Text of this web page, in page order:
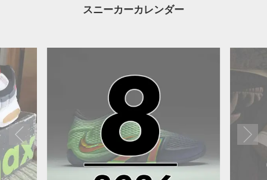
スニーカーカレンダー